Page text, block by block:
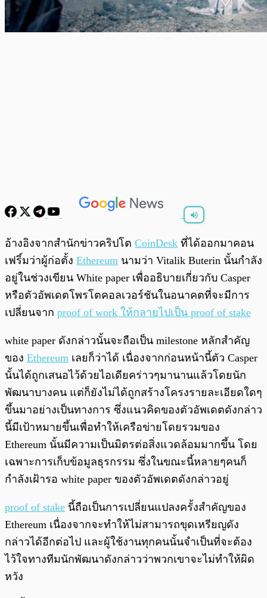
พร้อมเล่น
อ้างอิงจากสำนักข่าวคริปโต CoinDesk ที่ได้ออกมาคอน
เฟริ์มว่าผู้ก่อตั้ง Ethereum นามว่า Vitalik Buterin นั้นกำลัง
อยู่ในช่วงเขียน White paper เพื่ออธิบายเกี่ยวกับ Casper
หรือตัวอัพเดตโพรโตคอลเวอร์ชันในอนาคตที่จะมีการ
เปลี่ยนจาก proof of work ให้กลายไปเป็น proof of stake
white paper ดังกล่าวนั้นจะถือเป็น milestone หลักสำคัญ
ของ Ethereum เลยก็ว่าได้ เนื่องจากก่อนหน้านี้ตัว Casper
นั้นได้ถูกเสนอไว้ด้วยไอเดียคร่าวๆมานานแล้วโดยนัก
พัฒนาบางคน แต่ก็ยังไม่ได้ถูกสร้างโครงรายละเอียดใดๆ
ขึ้นมาอย่างเป็นทางการ ซึ่งแนวคิดของตัวอัพเดตดังกล่าว
นี้มีเป้าหมายขึ้นเพื่อทำให้เครือข่ายโดยรวมของ
Ethereum นั้นมีความเป็นมิตรต่อสิ่งแวดล้อมมากขึ้น โดย
เฉพาะการเก็บข้อมูลธุรกรรม ซึ่งในขณะนี้หลายๆคนก็
กำลังเฝ้ารอ white paper ของตัวอัพเดตดังกล่าวอยู่
proof of stake นี้ถือเป็นการเปลี่ยนแปลงครั้งสำคัญของ
Ethereum เนื่องจากจะทำให้ไม่สามารถขุดเหรียญดัง
กล่าวได้อีกต่อไป และผู้ใช้งานทุกคนนั้นจำเป็นที่จะต้อง
ไว้ใจทางทีมนักพัฒนาดังกล่าวว่าพวกเขาจะไม่ทำให้ผิด
หวัง